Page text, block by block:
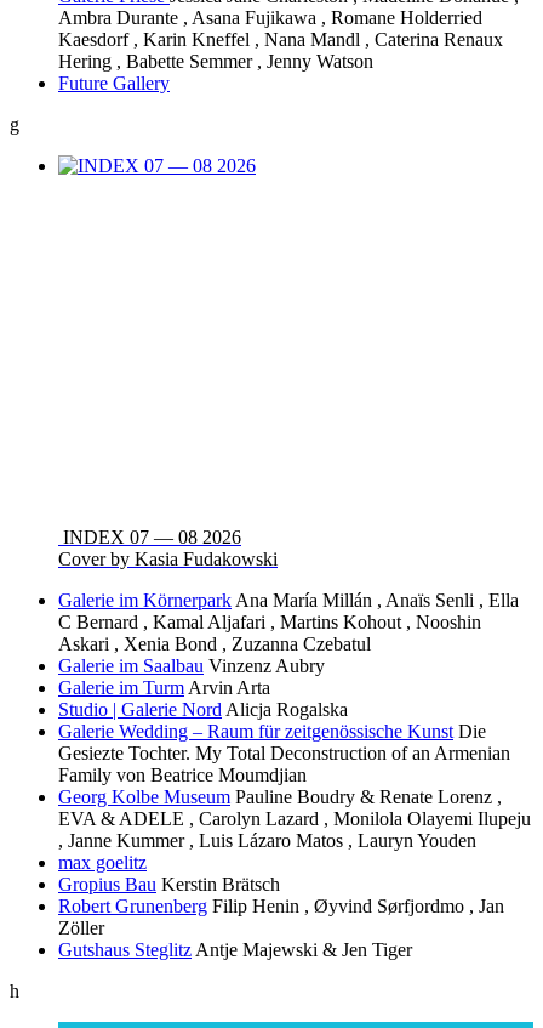
Ambra Durante , Asana Fujikawa , Romane Holderried
Kaesdorf , Karin Kneffel , Nana Mandl , Caterina Renaux
Hering , Babette Semmer , Jenny Watson
Future Gallery
g
INDEX 07 — 08 2026
Cover by Kasia Fudakowski
Galerie im Körnerpark Ana María Millán , Anaïs Senli , Ella
C Bernard , Kamal Aljafari , Martins Kohout , Nooshin
Askari , Xenia Bond , Zuzanna Czebatul
Galerie im Saalbau Vinzenz Aubry
Galerie im Turm Arvin Arta
Studio | Galerie Nord Alicja Rogalska
Galerie Wedding – Raum für zeitgenössische Kunst Die
Gesiezte Tochter. My Total Deconstruction of an Armenian
Family von Beatrice Moumdjian
Georg Kolbe Museum Pauline Boudry & Renate Lorenz ,
EVA & ADELE , Carolyn Lazard , Monilola Olayemi Ilupeju
, Janne Kummer , Luis Lázaro Matos , Lauryn Youden
max goelitz
Gropius Bau Kerstin Brätsch
Robert Grunenberg Filip Henin , Øyvind Sørfjordmo , Jan
Zöller
Gutshaus Steglitz Antje Majewski & Jen Tiger
h